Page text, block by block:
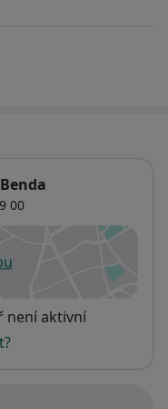
00
v nové záložce
není aktivní